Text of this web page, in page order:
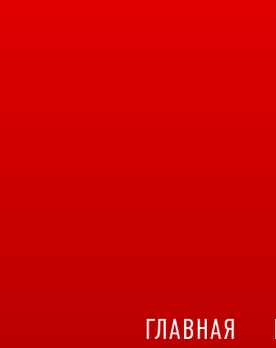
ГЛАВНАЯ